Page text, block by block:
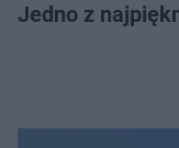
Jedno z